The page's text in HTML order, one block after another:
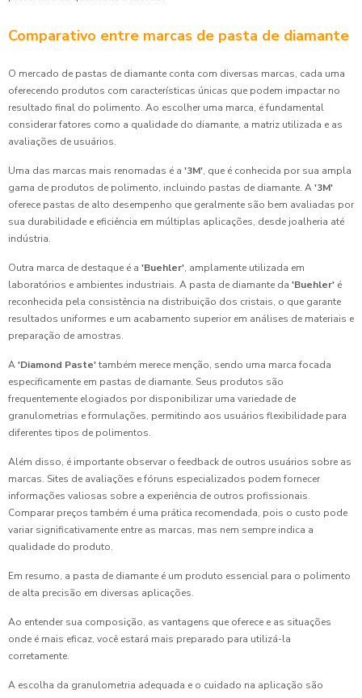
Comparativo entre marcas de pasta de diamante
O mercado de pastas de diamante conta com diversas marcas, cada uma
oferecendo produtos com características únicas que podem impactar no
resultado final do polimento. Ao escolher uma marca, é fundamental
considerar fatores como a qualidade do diamante, a matriz utilizada e as
avaliações de usuários.
Uma das marcas mais renomadas é a '3M', que é conhecida por sua ampla
gama de produtos de polimento, incluindo pastas de diamante. A'3M'
oferece pastas de alto desempenho que geralmente são bem avaliadas por
sua durabilidade e eficiência em múltiplas aplicações, desde joalheria até
indústria.
Outra marca de destaque é a 'Buehler', amplamente utilizada em
laboratórios e ambientes industriais. A pasta de diamante da 'Buehler' é
reconhecida pela consistência na distribuição dos cristais, o que garante
resultados uniformes e um acabamento superior em análises de materiais e
preparação de amostras.
A'Diamond Paste'também merece menção, sendo uma marca focada
especificamente em pastas de diamante. Seus produtos são
frequentemente elogiados por disponibilizar uma variedade de
granulometrias e formulações, permitindo aos usuários flexibilidade para
diferentes tipos de polimentos.
Além disso, é importante observar o feedback de outros usuários sobre as
marcas. Sites de avaliações e fóruns especializados podem fornecer
informações valiosas sobre a experiência de outros profissionais.
Comparar preços também é uma prática recomendada, pois o custo pode
variar significativamente entre as marcas, mas nem sempre indica a
qualidade do produto.
Em resumo, a pasta de diamante é um produto essencial para o polimento
de alta precisão em diversas aplicações.
Ao entender sua composição, as vantagens que oferece e as situações
onde é mais eficaz, você estará mais preparado para utilizá-la
corretamente.
A escolha da granulometria adequada e o cuidado na aplicação são